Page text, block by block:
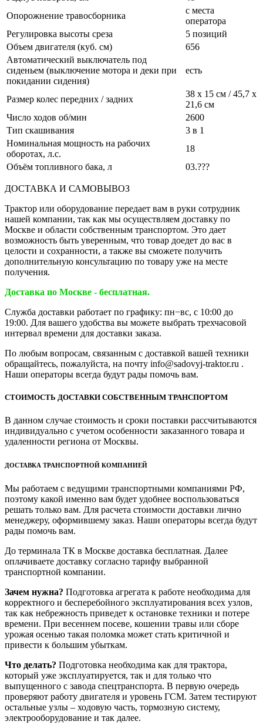
Опорожнение травосборника
с места
оператора
Регулировка высоты среза
5 позиций
Объем двигателя (куб. см)
656
Автоматический выключатель под
сиденьем (выключение мотора и деки при
покидании сидения)
есть
Размер колес передних / задних
38 х 15 см / 45,7 х
21,6 см
Число ходов об/мин
2600
Тип скашивания
3 в 1
Номинальная мощность на рабочих
оборотах, л.с.
18
Объём топливного бака, л
03.???
ДОСТАВКА И САМОВЫВОЗ
Трактор или оборудование передает вам в руки сотрудник
нашей компании, так как мы осуществляем доставку по
Москве и области собственным транспортом. Это дает
возможность быть уверенным, что товар доедет до вас в
целости и сохранности, а также вы сможете получить
дополнительную консультацию по товару уже на месте
получения.
Доставка по Москве - бесплатная.
Служба доставки работает по графику: пн−вс, с 10:00 до
19:00. Для вашего удобства вы можете выбрать трехчасовой
интервал времени для доставки заказа.
По любым вопросам, связанным с доставкой вашей техники
обращайтесь, пожалуйста, на почту info@sadovyj-traktor.ru .
Наши операторы всегда будут рады помочь вам.
СТОИМОСТЬ ДОСТАВКИ СОБСТВЕННЫМ ТРАНСПОРТОМ
В данном случае стоимость и сроки поставки рассчитываются
индивидуально с учетом особенности заказанного товара и
удаленности региона от Москвы.
ДОСТАВКА ТРАНСПОРТНОЙ КОМПАНИЕЙ
Мы работаем с ведущими транспортными компаниями РФ,
поэтому какой именно вам будет удобнее воспользоваться
решать только вам. Для расчета стоимости доставки лично
менеджеру, оформившему заказ. Наши операторы всегда будут
рады помочь вам.
До терминала ТК в Москве доставка бесплатная. Далее
оплачиваете доставку согласно тарифу выбранной
транспортной компании.
Зачем нужна? Подготовка агрегата к работе необходима для
корректного и бесперебойного эксплуатирования всех узлов,
так как небрежность приведет к остановке техники и потере
времени. При весеннем посеве, кошении травы или сборе
урожая осенью такая поломка может стать критичной и
привести к большим убыткам.
Что делать? Подготовка необходима как для трактора,
который уже эксплуатируется, так и для только что
выпущенного с завода спецтранспорта. В первую очередь
проверяют работу двигателя и уровень ГСМ. Затем тестируют
остальные узлы – ходовую часть, тормозную систему,
электрооборудование и так далее.